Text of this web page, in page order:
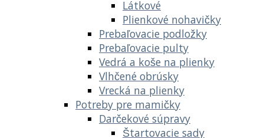
Látkové
Plienkové nohavičky
Prebaľovacie podložky
Prebaľovacie pulty
Vedrá a koše na plienky
Vlhčené obrúsky
Vrecká na plienky
Potreby pre mamičky
Darčekové súpravy
Štartovacie sady